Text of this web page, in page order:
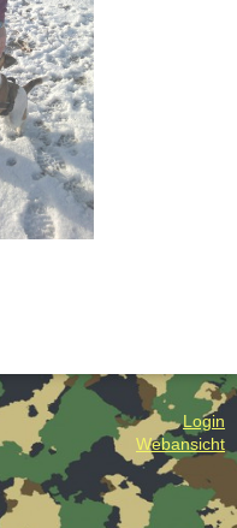
Login
Webansicht